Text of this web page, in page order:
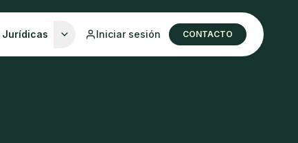
Jurídicas Iniciar sesión CONTACTO